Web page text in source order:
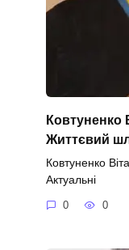
Ковтуненко
Життєвий
Ковтуненко
Актуальні
0 0